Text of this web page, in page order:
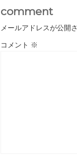
comment
メールアドレスが公開
コメント ※